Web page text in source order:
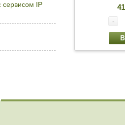
-
сервисом IP